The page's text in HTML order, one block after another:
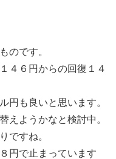
のです。
４６円からの回復１４
円も良いと思います。
えようかなと検討中。
ですね。
円で止まっています